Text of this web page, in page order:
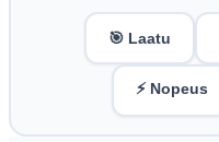
🎯 Laatu
⚡ Nopeus